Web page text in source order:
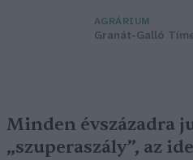
AGRÁRIUM
Granát-Galló
Minden évszázadra
„szuperaszály”, az